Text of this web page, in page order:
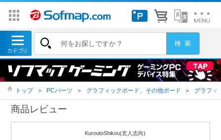
トップ ＞ PCパーツ ＞ グラフィックボード、その他ボード ＞ グラフィ
商品レビュー
KuroutoShikou(玄人志向)